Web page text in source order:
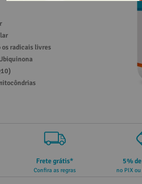
radicais livres
Frete grátis*
Confira as regras
5%
no PIX